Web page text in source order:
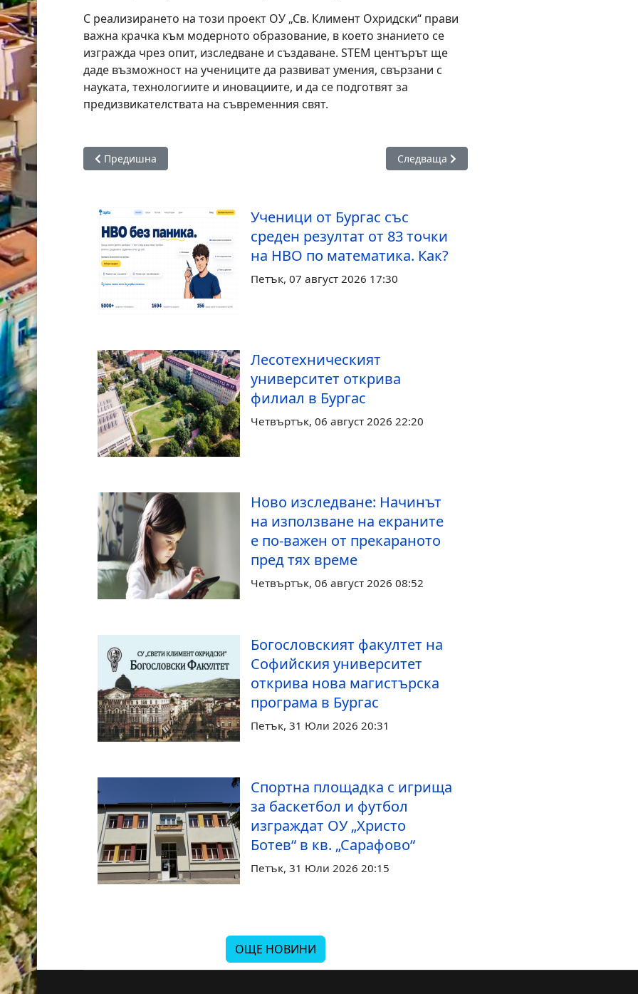
С реализирането на този проект ОУ „Св. Климент Охридски“ прави
важна крачка към модерното образование, в което знанието се
изгражда чрез опит, изследване и създаване. STEM центърът ще
даде възможност на учениците да развиват умения, свързани с
науката, технологиите и иновациите, и да се подготвят за
предизвикателствата на съвременния свят.
Предишна статия: СУ „Константин Петканов“ откри модерен STEM център за бъдещите иноватори
Предишна Следваща статия: Творческа работилница с
Следваща
Ученици от Бургас със
среден резултат от 83 точки
на НВО по математика. Как?
Петък, 07 август 2026 17:30
Лесотехническият
университет открива
филиал в Бургас
Четвъртък, 06 август 2026 22:20
Ново изследване: Начинът
на използване на екраните
е по-важен от прекараното
пред тях време
Четвъртък, 06 август 2026 08:52
Богословският факултет на
Софийския университет
открива нова магистърска
програма в Бургас
Петък, 31 Юли 2026 20:31
Спортна площадка с игрища
за баскетбол и футбол
изграждат ОУ „Христо
Ботев“ в кв. „Сарафово“
Петък, 31 Юли 2026 20:15
ОЩЕ НОВИНИ